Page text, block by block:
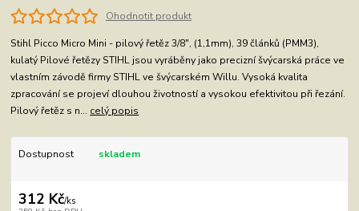
Ohodnotit produkt
Stihl Picco Micro Mini - pilový řetěz 3/8", (1,1mm), 39 článků (PMM3),
kulatý Pilové řetězy STIHL jsou vyráběny jako precizní švýcarská práce ve
vlastním závodě firmy STIHL ve švýcarském Willu. Vysoká kvalita
zpracování se projeví dlouhou životností a vysokou efektivitou při řezání.
Pilový řetěz s n... celý popis
Dostupnost skladem
312 Kč/ks